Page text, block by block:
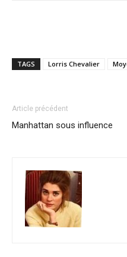
TAGS Lorris Chevalier
Article précédent
Manhattan sous influence